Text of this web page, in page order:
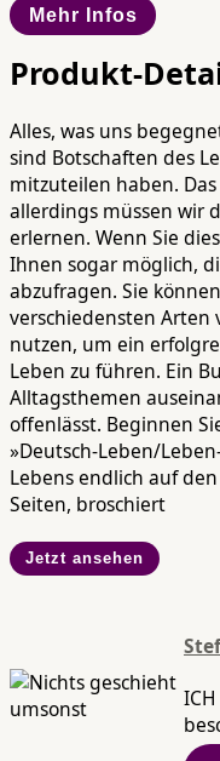
Mehr Infos
Produkt-
Alles, was uns
sind Botschaften des
mitzuteilen haben.
allerdings müssen wir
erlernen. Wenn Sie
Ihnen sogar möglich,
abzufragen. Sie
verschiedensten Arten
nutzen, um ein
Leben zu führen. Ein
Alltagsthemen
offenlässt. Beginnen
»Deutsch-Leben/
Lebens endlich auf
Seiten, broschiert
Jetzt ansehen